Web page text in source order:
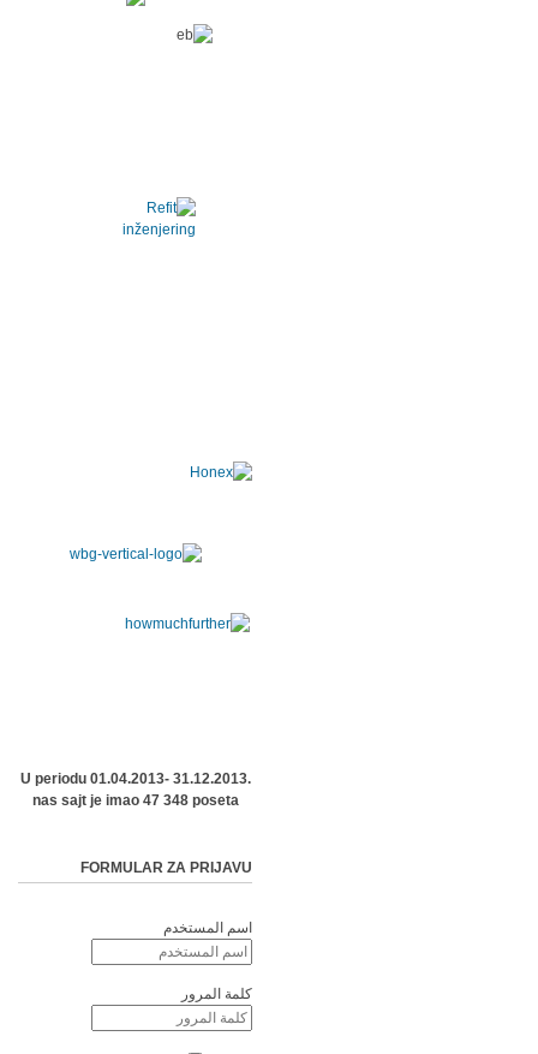
U periodu 01.04.2013- 31.12.2013.
nas sajt je imao 47 348 poseta
FORMULAR ZA PRIJAVU
اسم المستخدم
كلمة المرور